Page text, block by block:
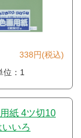
338円(税込)
位：1
紙 4ツ切10
いろ